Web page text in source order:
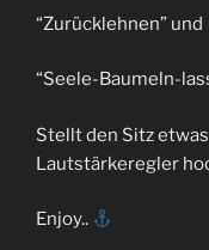
“Zurücklehnen” und
“Seele-Baumeln-
Stellt den Sitz
Lautstärkeregler
Enjoy..